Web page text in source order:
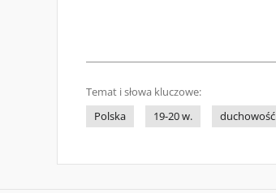
Temat i słowa kluczowe:
Polska
19-20 w. duchowość